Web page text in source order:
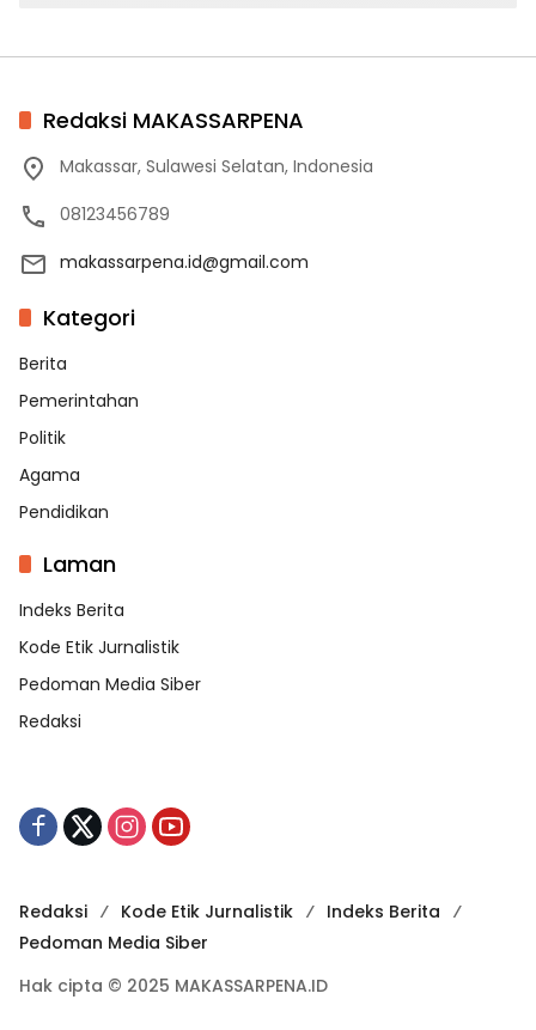
Redaksi MAKASSARPENA
Makassar, Sulawesi Selatan, Indonesia
08123456789
makassarpena.id@gmail.com
Kategori
Berita
Pemerintahan
Politik
Agama
Pendidikan
Laman
Indeks Berita
Kode Etik Jurnalistik
Pedoman Media Siber
Redaksi
Redaksi Kode Etik Jurnalistik
Indeks Berita
Pedoman Media Siber
Hak cipta © 2025 MAKASSARPENA.ID